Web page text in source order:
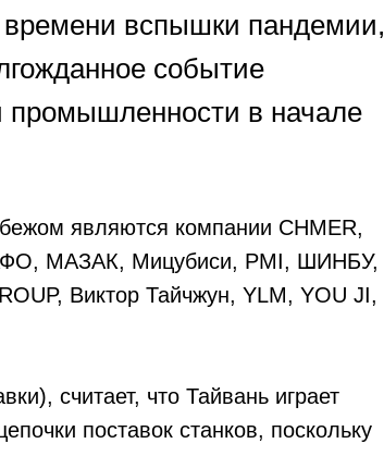
времени вспышки пандемии,
событие
промышленности в начале
являются компании CHMER,
МАЗАК, Мицубиси, PMI, ШИНБУ,
Виктор Тайчжун, YLM, YOU JI,
считает, что Тайвань играет
поставок станков, поскольку